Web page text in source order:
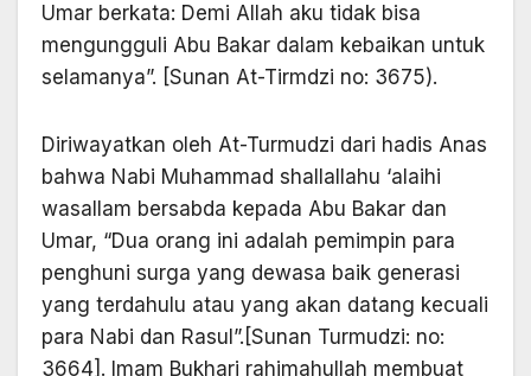
Umar berkata: Demi Allah aku tidak bisa
mengungguli Abu Bakar dalam kebaikan untuk
selamanya”. [Sunan At-Tirmdzi no: 3675).
Diriwayatkan oleh At-Turmudzi dari hadis Anas
bahwa Nabi Muhammad shallallahu ‘alaihi
wasallam bersabda kepada Abu Bakar dan
Umar, “Dua orang ini adalah pemimpin para
penghuni surga yang dewasa baik generasi
yang terdahulu atau yang akan datang kecuali
para Nabi dan Rasul”.[Sunan Turmudzi: no:
3664]. Imam Bukhari rahimahullah membuat